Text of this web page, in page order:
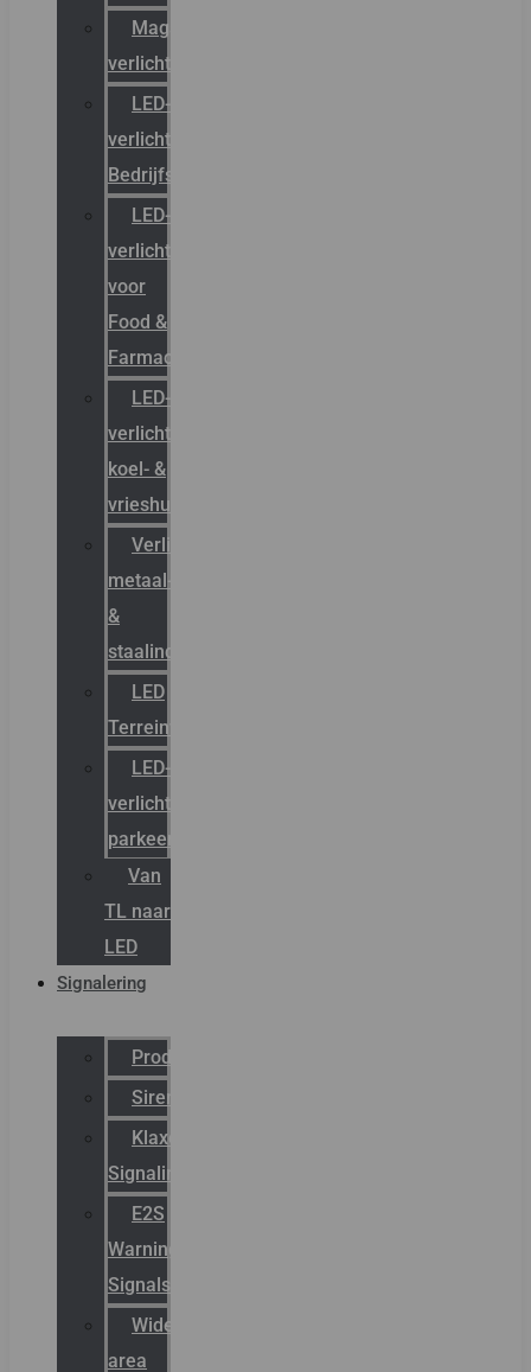
Magazijn
verlichting
LED-
verlichting
Bedrijfshal
LED-
verlichting
voor
Food &
Farmacie
LED-
verlichting
koel- &
vrieshuizen
Verlichting
metaal-
&
staalindustrie
LED
Terreinverlichting
LED-
verlichting
parkeergarage
Van
TL naar
LED
Signalering
Productcatalogus
Sirena
Klaxon
Signaling
E2S
Warning
Signals
Wide
area